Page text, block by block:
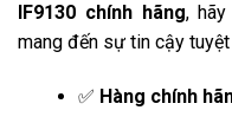
IF9130 chính hãng,
mang đến sự tin cậy
✅ Hàng chính